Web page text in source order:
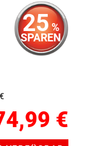
25 %
SPAREN
€